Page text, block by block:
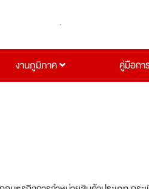
งานภูมิภาค คู่มือกา